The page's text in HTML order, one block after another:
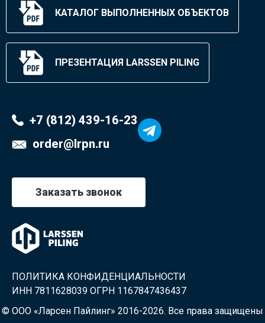
КАТАЛОГ ВЫПОЛНЕННЫХ ОБЪЕКТОВ
ПРЕЗЕНТАЦИЯ LARSSEN PILING
ПОЛИТИКА КОНФИДЕНЦИАЛЬНОСТИ
ИНН 7811628039 ОГРН 1167847436437
+7 (812) 439-16-23
order@lrpn.ru
Заказать звонок
© ООО «Ларсен Пайлинг» 2016-2026. Все права защищены